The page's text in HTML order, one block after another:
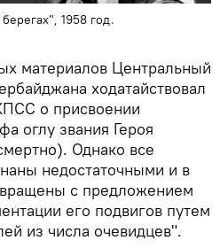
1958 год.
материалов Центральный
ходатайствовал
о присвоении
оглу звания Героя
Однако все
недостаточными и в
с предложением
его подвигов путем
из числа очевидцев".